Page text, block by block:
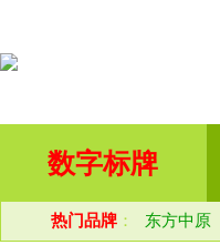
数字标牌
热门品牌 ： 东方中原